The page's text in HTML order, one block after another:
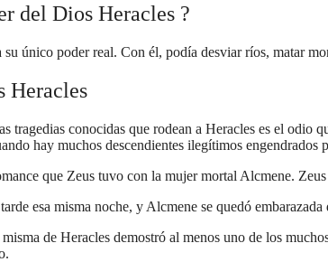
del Dios Heracles ?
su único poder real. Con él, podía desviar ríos, matar
Heracles
tragedias conocidas que rodean a Heracles es el odio
hay muchos descendientes ilegítimos engendrados
que Zeus tuvo con la mujer mortal Alcmene.
esa misma noche, y Alcmene se quedó
de Heracles demostró al menos uno de los